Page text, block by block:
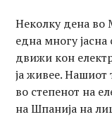
Неколку дена во
една многу
движи кон
ја живее.
во степенот на
на Шпанија на